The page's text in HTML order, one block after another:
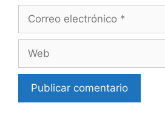
electrónico